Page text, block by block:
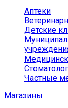
Аптеки
Детские
Частные
Магазины